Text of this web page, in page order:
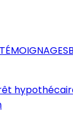
TÉMOIGNAGES